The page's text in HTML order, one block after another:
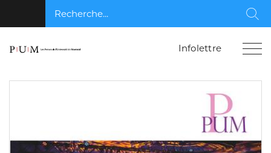
Recherche...
Infolettre